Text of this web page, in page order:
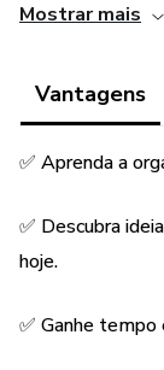
que dinheiro,
nada muda.
✔️ Organizar
✔️ Descobrir
Mostrar mais
Vantagens
✅ Aprenda a
✅ Descubra
hoje.
✅ Ganhe